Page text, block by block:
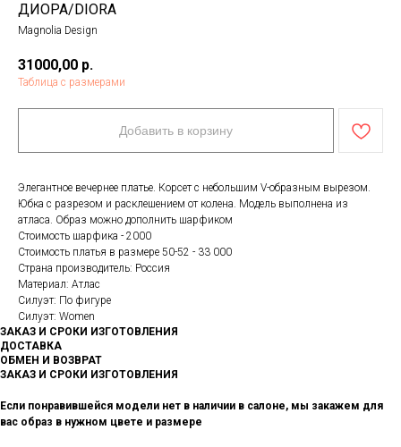
ДИОРА/DIORA
Magnolia Design
31000,00 р.
Таблица с размерами
Добавить в корзину
Элегантное вечернее платье. Корсет с небольшим V-образным вырезом.
Юбка с разрезом и расклешением от колена. Модель выполнена из
атласа. Образ можно дополнить шарфиком
Стоимость шарфика - 2000
Стоимость платья в размере 50-52 - 33 000
Страна производитель: Россия
Материал: Атлас
Силуэт: По фигуре
Силуэт: Women
ЗАКАЗ И СРОКИ ИЗГОТОВЛЕНИЯ
ДОСТАВКА
ОБМЕН И ВОЗВРАТ
ЗАКАЗ И СРОКИ ИЗГОТОВЛЕНИЯ
Если понравившейся модели нет в наличии в салоне, мы закажем для
вас образ в нужном цвете и размере